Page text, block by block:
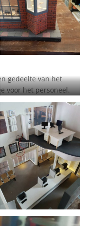
gedeelte van het
voor het personeel.
Het bouwen van het
interieur was nog wel een
uitdaging, met de balie en
de verkoop kasten.